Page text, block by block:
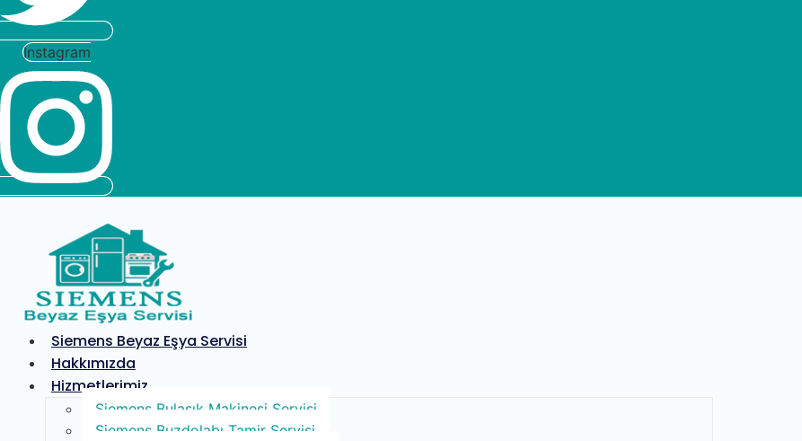
Instagram
Siemens Beyaz Eşya Servisi
Hakkımızda
Hizmetlerimiz
Siemens Bulaşık Makinesi Servisi
Siemens Buzdolabı Tamir Servisi